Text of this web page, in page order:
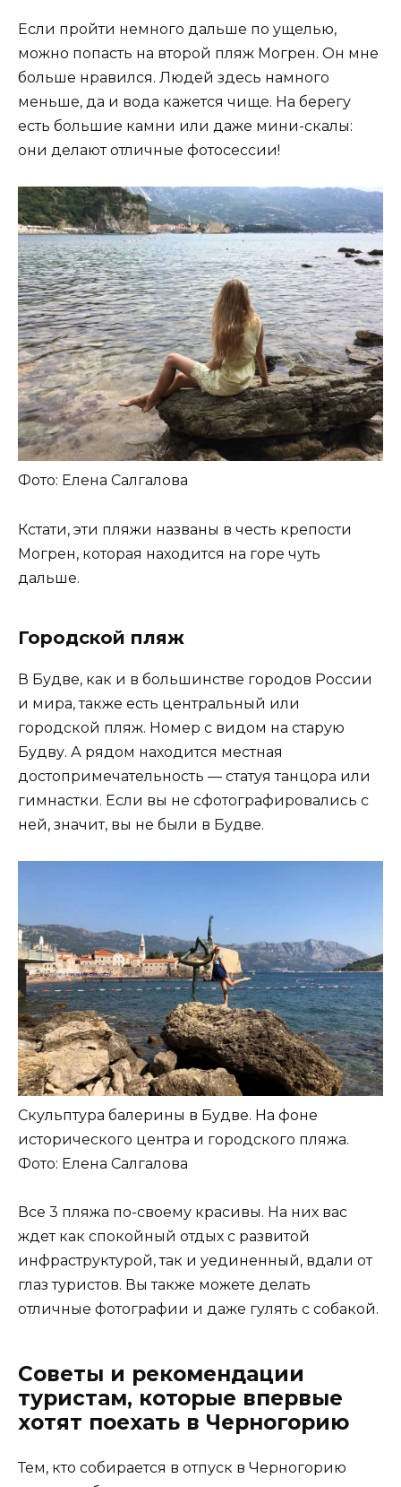
Если пройти немного дальше по ущелью,
можно попасть на второй пляж Могрен. Он мне
больше нравился. Людей здесь намного
меньше, да и вода кажется чище. На берегу
есть большие камни или даже мини-скалы:
они делают отличные фотосессии!
Фото: Елена Салгалова
Кстати, эти пляжи названы в честь крепости
Могрен, которая находится на горе чуть
дальше.
Городской пляж
В Будве, как и в большинстве городов России
и мира, также есть центральный или
городской пляж. Номер с видом на старую
Будву. А рядом находится местная
достопримечательность — статуя танцора или
гимнастки. Если вы не сфотографировались с
ней, значит, вы не были в Будве.
Скульптура балерины в Будве. На фоне
исторического центра и городского пляжа.
Фото: Елена Салгалова
Все 3 пляжа по-своему красивы. На них вас
ждет как спокойный отдых с развитой
инфраструктурой, так и уединенный, вдали от
глаз туристов. Вы также можете делать
отличные фотографии и даже гулять с собакой.
Советы и рекомендации
туристам, которые впервые
хотят поехать в Черногорию
Тем, кто собирается в отпуск в Черногорию